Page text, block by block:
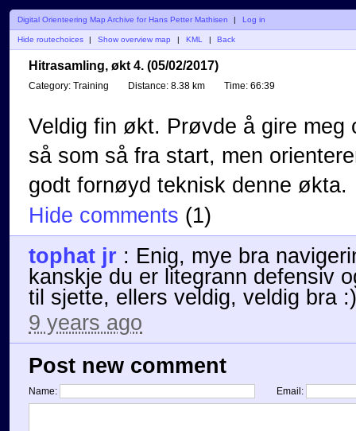
Digital Orienteering Map Archive for Hans Petter Mathisen | Log in
Hide routechoices Show overview map KML Back
Hitrasamling, økt 4. (05/02/2017)
Category: Training Distance: 8.38 km Time: 66:39
Veldig fin økt. Prøvde å gire
så som så fra start, men
godt fornøyd teknisk denne økta.
Hide comments (1)
tophat jr : Enig, mye bra
kanskje du er litegrann defensiv
til sjette, ellers veldig, veldig bra :)
9 years ago
Post new comment
Name: Email: